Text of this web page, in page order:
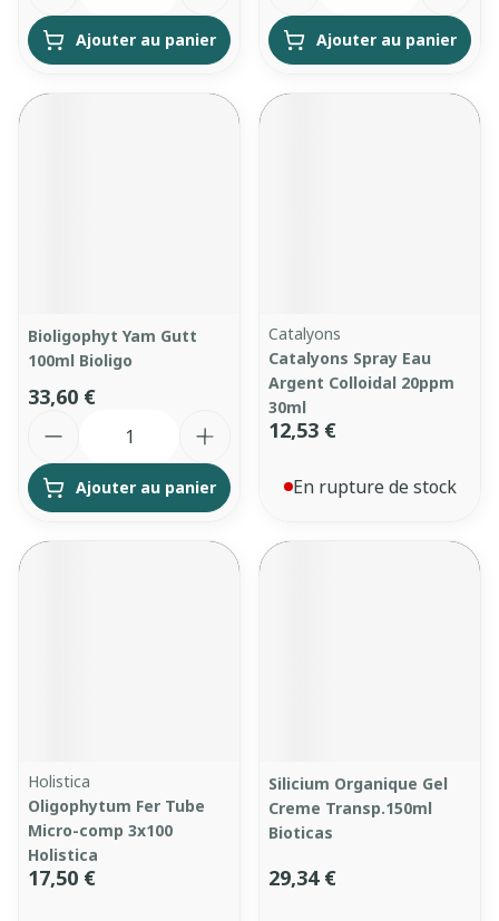
Ajouter au panier Ajouter au panier
Bioligophyt Yam Gutt
100ml Bioligo
33,60 €
Ajouter au panier
Catalyons
Catalyons Spray Eau
Argent Colloidal 20ppm
30ml
12,53 €
En rupture de stock
Holistica
Oligophytum Fer Tube
Micro-comp 3x100
Holistica
17,50 €
Silicium Organique Gel
Creme Transp.150ml
Bioticas
29,34 €